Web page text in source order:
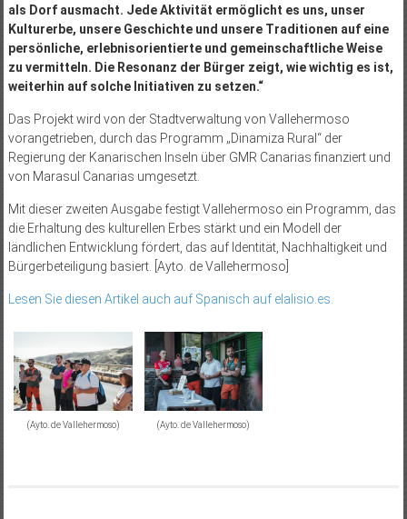
als Dorf ausmacht. Jede Aktivität ermöglicht es uns, unser
Kulturerbe, unsere Geschichte und unsere Traditionen auf eine
persönliche, erlebnisorientierte und gemeinschaftliche Weise
zu vermitteln. Die Resonanz der Bürger zeigt, wie wichtig es ist,
weiterhin auf solche Initiativen zu setzen.“
Das Projekt wird von der Stadtverwaltung von Vallehermoso
vorangetrieben, durch das Programm „Dinamiza Rural“ der
Regierung der Kanarischen Inseln über GMR Canarias finanziert und
von Marasul Canarias umgesetzt.
Mit dieser zweiten Ausgabe festigt Vallehermoso ein Programm, das
die Erhaltung des kulturellen Erbes stärkt und ein Modell der
ländlichen Entwicklung fördert, das auf Identität, Nachhaltigkeit und
Bürgerbeteiligung basiert. [Ayto. de Vallehermoso]
Lesen Sie diesen Artikel auch auf Spanisch auf elalisio.es.
(Ayto. de Vallehermoso) (Ayto. de Vallehermoso)